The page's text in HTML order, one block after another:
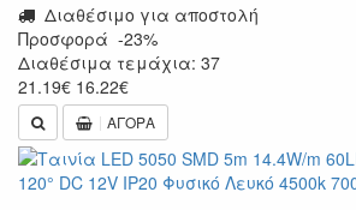
Διαθέσιμο για αποστολή
Προσφορά -23%
Διαθέσιμα τεμάχια: 37
21.19€ 16.22€
ΑΓΟΡΑ